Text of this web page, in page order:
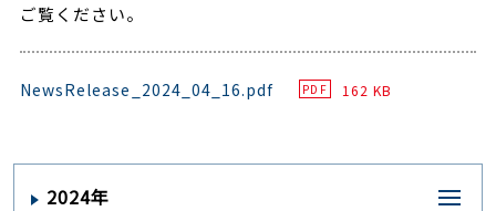
ご覧ください。
NewsRelease_2024_04_16.pdf PDF 162 KB
2024年